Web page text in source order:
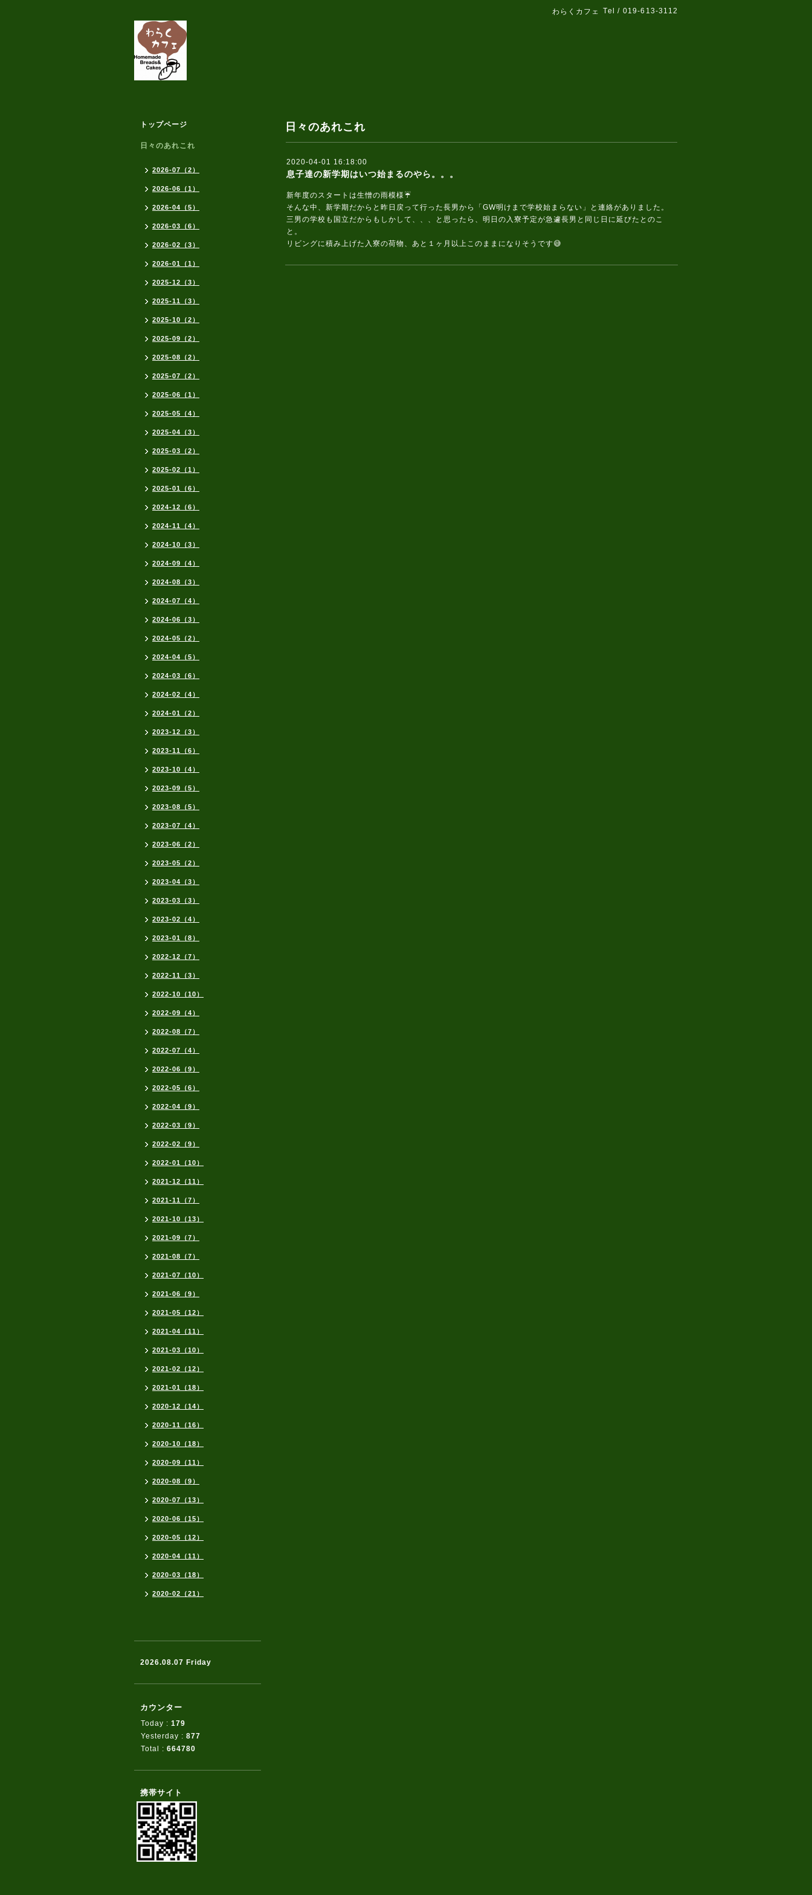
わらくカフェ Tel / 019-613-3112
日々のあれこれ
2020-04-01 16:18:00
息子達の新学期はいつ始まるのやら。。。
新年度のスタートは生憎の雨模様☔️
そんな中、新学期だからと昨日戻って行った長男から「GW明けまで学校始まらない」と連絡がありました。
三男の学校も国立だからもしかして、、、と思ったら、明日の入寮予定が急遽長男と同じ日に延びたとのこ
と。
リビングに積み上げた入寮の荷物、あと１ヶ月以上このままになりそうです😅
トップページ
日々のあれこれ
2026-07（2）
2026-06（1）
2026-04（5）
2026-03（6）
2026-02（3）
2026-01（1）
2025-12（3）
2025-11（3）
2025-10（2）
2025-09（2）
2025-08（2）
2025-07（2）
2025-06（1）
2025-05（4）
2025-04（3）
2025-03（2）
2025-02（1）
2025-01（6）
2024-12（6）
2024-11（4）
2024-10（3）
2024-09（4）
2024-08（3）
2024-07（4）
2024-06（3）
2024-05（2）
2024-04（5）
2024-03（6）
2024-02（4）
2024-01（2）
2023-12（3）
2023-11（6）
2023-10（4）
2023-09（5）
2023-08（5）
2023-07（4）
2023-06（2）
2023-05（2）
2023-04（3）
2023-03（3）
2023-02（4）
2023-01（8）
2022-12（7）
2022-11（3）
2022-10（10）
2022-09（4）
2022-08（7）
2022-07（4）
2022-06（9）
2022-05（6）
2022-04（9）
2022-03（9）
2022-02（9）
2022-01（10）
2021-12（11）
2021-11（7）
2021-10（13）
2021-09（7）
2021-08（7）
2021-07（10）
2021-06（9）
2021-05（12）
2021-04（11）
2021-03（10）
2021-02（12）
2021-01（18）
2020-12（14）
2020-11（16）
2020-10（18）
2020-09（11）
2020-08（9）
2020-07（13）
2020-06（15）
2020-05（12）
2020-04（11）
2020-03（18）
2020-02（21）
2026.08.07 Friday
カウンター
Today : 179
Yesterday : 877
Total : 664780
携帯サイト